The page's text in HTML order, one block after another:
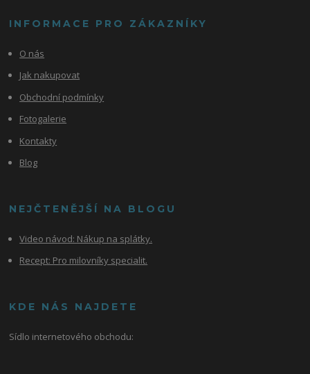
INFORMACE PRO ZÁKAZNÍKY
O nás
Jak nakupovat
Obchodní podmínky
Fotogalerie
Kontakty
Blog
NEJČTENĚJŠÍ NA BLOGU
Video návod: Nákup na splátky.
Recept: Pro milovníky specialit.
KDE NÁS NAJDETE
Sídlo internetového obchodu: